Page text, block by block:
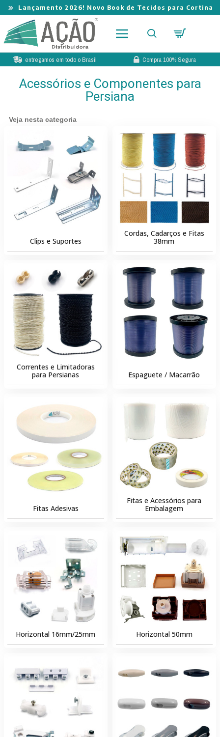
Lançamento 2026! Novo Book de Tecidos para Cortina
entregamos em todo o Brasil Compra 100% Segura
Acessórios e Componentes para
Persiana
Veja nesta categoria
Clips e Suportes
Cordas, Cadarços e Fitas
38mm
Correntes e Limitadoras
para Persianas
Espaguete / Macarrão
Fitas Adesivas
Fitas e Acessórios para
Embalagem
Horizontal 16mm/25mm Horizontal 50mm